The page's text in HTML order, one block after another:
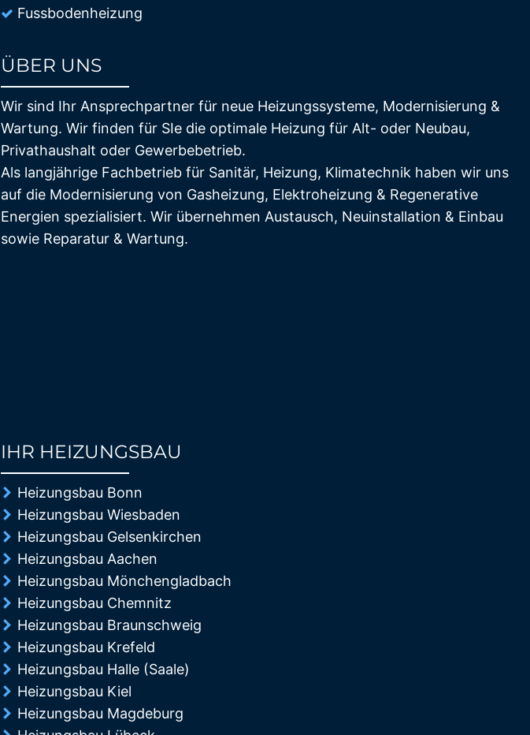
Fussbodenheizung
ÜBER UNS
Wir sind Ihr Ansprechpartner für neue Heizungssysteme, Modernisierung &
Wartung. Wir finden für SIe die optimale Heizung für Alt- oder Neubau,
Privathaushalt oder Gewerbebetrieb.
Als langjährige Fachbetrieb für Sanitär, Heizung, Klimatechnik haben wir uns
auf die Modernisierung von Gasheizung, Elektroheizung & Regenerative
Energien spezialisiert. Wir übernehmen Austausch, Neuinstallation & Einbau
sowie Reparatur & Wartung.
IHR HEIZUNGSBAU
Heizungsbau Bonn
Heizungsbau Wiesbaden
Heizungsbau Gelsenkirchen
Heizungsbau Aachen
Heizungsbau Mönchengladbach
Heizungsbau Chemnitz
Heizungsbau Braunschweig
Heizungsbau Krefeld
Heizungsbau Halle (Saale)
Heizungsbau Kiel
Heizungsbau Magdeburg